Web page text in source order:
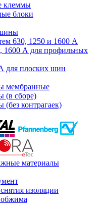
клеммы
блоки
630, 1250 и 1600 А
1600 А для профильных
для плоских шин
мембранные
(в сборе)
контрагаек)
материалы
изоляции